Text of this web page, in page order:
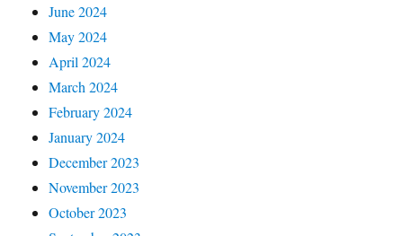
June 2024
May 2024
April 2024
March 2024
February 2024
January 2024
December 2023
November 2023
October 2023